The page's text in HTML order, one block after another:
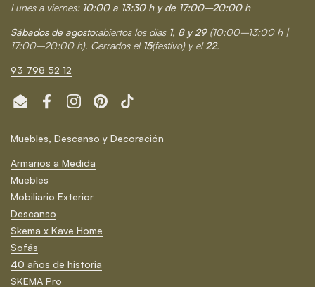
Lunes a viernes: 10:00 a 13:30 h y de 17:00–20:00 h
Sábados de agosto:abiertos los días 1, 8 y 29 (10:00–13:00 h |
17:00–20:00 h). Cerrados el 15(festivo) y el22.
93 798 52 12
Email FacebookInstagramPinterestTikTok
Muebles, Descanso y Decoración
Armarios a Medida
Muebles
Mobiliario Exterior
Descanso
Skema x Kave Home
Sofás
40 años de historia
SKEMA Pro